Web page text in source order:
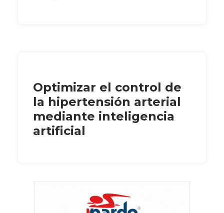
Optimizar el control de
la hipertensión arterial
mediante inteligencia
artificial